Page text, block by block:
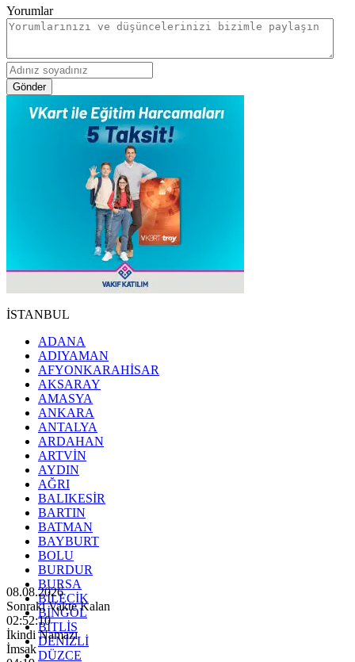
Yorumlar
Gönder
İSTANBUL
ADANA
ADIYAMAN
AFYONKARAHİSAR
AKSARAY
AMASYA
ANKARA
ANTALYA
ARDAHAN
ARTVİN
AYDIN
AĞRI
BALIKESİR
BARTIN
BATMAN
BAYBURT
BOLU
BURDUR
BURSA
BİLECİK
BİNGÖL
BİTLİS
DENİZLİ
DÜZCE
08.08.2026
Sonraki Vakte Kalan
02:52:08
İkindi Namazı
İmsak